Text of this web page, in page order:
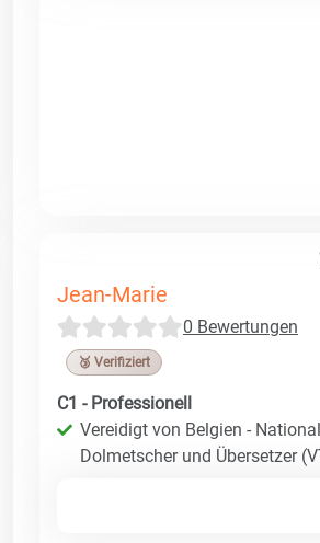
Jean-Marie
0 Bewertungen
🥉 Verifiziert
C1 - Professionell
Vereidigt von Belgien -
Dolmetscher und Übersetzer